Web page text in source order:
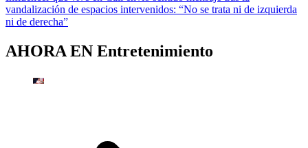
vandalización de espacios intervenidos: “No se trata ni de izquierda
ni de derecha”
AHORA EN Entretenimiento